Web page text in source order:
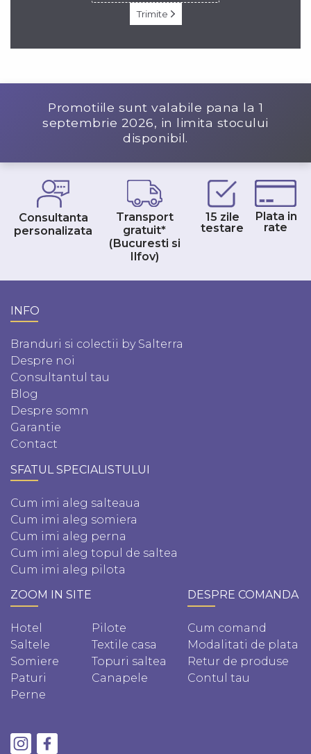
Trimite
Promotiile sunt valabile pana la 1
septembrie 2026, in limita stocului
disponibil.
Consultanta
personalizata
Transport
gratuit*
(Bucuresti si
Ilfov)
15 zile
testare
Plata in
rate
INFO
Branduri si colectii by Salterra
Despre noi
Consultantul tau
Blog
Despre somn
Garantie
Contact
SFATUL SPECIALISTULUI
Cum imi aleg salteaua
Cum imi aleg somiera
Cum imi aleg perna
Cum imi aleg topul de saltea
Cum imi aleg pilota
ZOOM IN SITE
Hotel
Saltele
Somiere
Paturi
Perne
Pilote
Textile casa
Topuri saltea
Canapele
DESPRE COMANDA
Cum comand
Modalitati de plata
Retur de produse
Contul tau